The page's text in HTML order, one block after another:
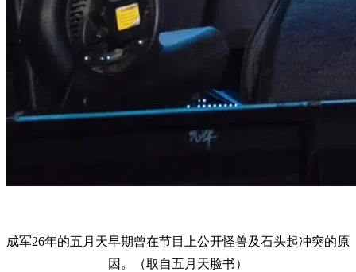
成军26年的五月天早期曾在节目上公开怪兽及石头起冲突的原
因。（取自五月天脸书）